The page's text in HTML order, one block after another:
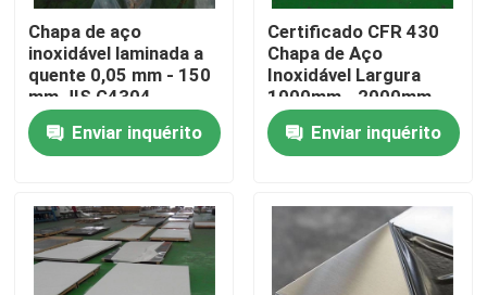
Contacte-nos
Peça umas citações
Placa de aço inoxidável da folha
Chapa de aço
inoxidável laminada a
quente 0,05 mm - 150
mm JIS G4304
Enviar inquérito
Certificado CFR 430
Chapa de Aço
Inoxidável Largura
1000mm - 2000mm
Enviar inquérito